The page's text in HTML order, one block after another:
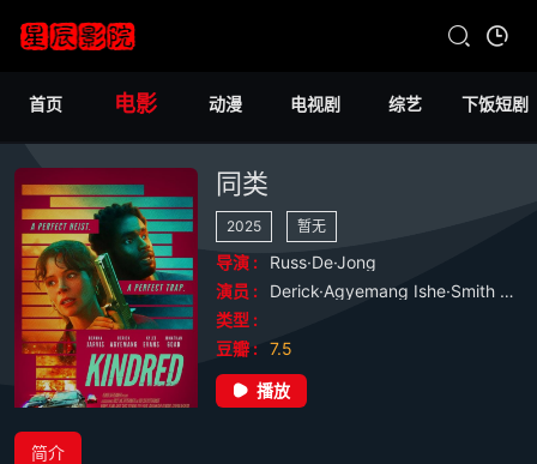
首页 电影 动漫 电视剧 综艺 下饭短剧
同类
2025 暂无
导演 :
Russ·De·Jong
演员 :
Derick·Agyemang Ishe·Smith
类型 :
豆瓣 :
7.5
播放
简介